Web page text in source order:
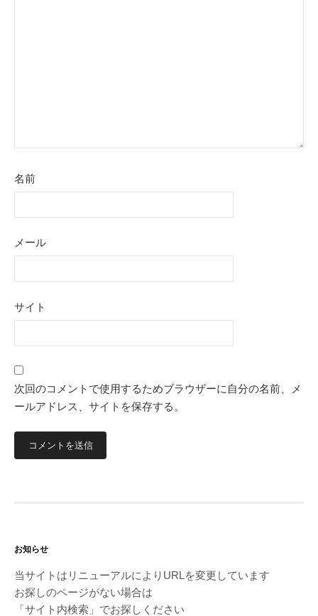
名前
メール
サイト
次回のコメントで使用するためブラウザーに自分の名前、メ
ールアドレス、サイトを保存する。
お知らせ
当サイトはリニューアルによりURLを変更しています
お探しのページがない場合は
「サイト内検索」でお探しください